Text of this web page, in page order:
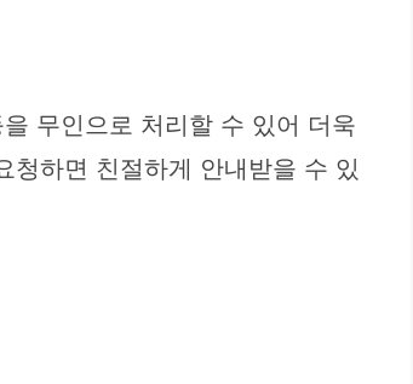
무인으로 처리할 수 있어 더욱
청하면 친절하게 안내받을 수 있